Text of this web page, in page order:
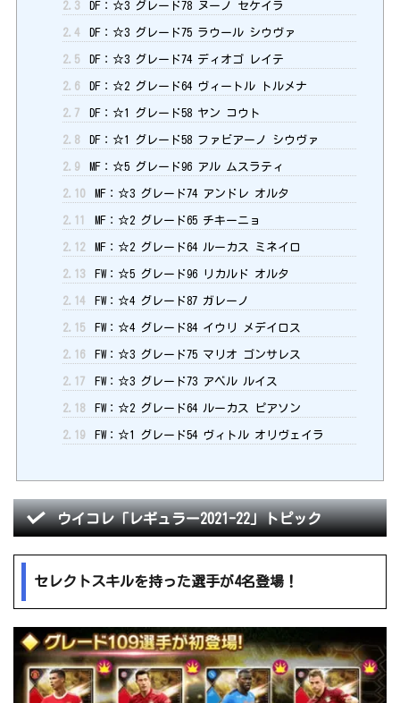
2.3 DF：☆3 グレード78 ヌーノ セケイラ
2.4 DF：☆3 グレード75 ラウール シウヴァ
2.5 DF：☆3 グレード74 ディオゴ レイテ
2.6 DF：☆2 グレード64 ヴィートル トルメナ
2.7 DF：☆1 グレード58 ヤン コウト
2.8 DF：☆1 グレード58 ファビアーノ シウヴァ
2.9 MF：☆5 グレード96 アル ムスラティ
2.10 MF：☆3 グレード74 アンドレ オルタ
2.11 MF：☆2 グレード65 チキーニョ
2.12 MF：☆2 グレード64 ルーカス ミネイロ
2.13 FW：☆5 グレード96 リカルド オルタ
2.14 FW：☆4 グレード87 ガレーノ
2.15 FW：☆4 グレード84 イウリ メデイロス
2.16 FW：☆3 グレード75 マリオ ゴンサレス
2.17 FW：☆3 グレード73 アベル ルイス
2.18 FW：☆2 グレード64 ルーカス ピアソン
2.19 FW：☆1 グレード54 ヴィトル オリヴェイラ
ウイコレ「レギュラー2021-22」トピック
セレクトスキルを持った選手が4名登場！